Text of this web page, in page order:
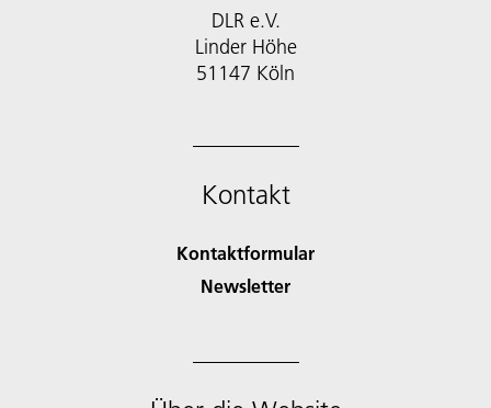
DLR e.V.
Linder Höhe
51147 Köln
Kontakt
Kontaktformular
Newsletter